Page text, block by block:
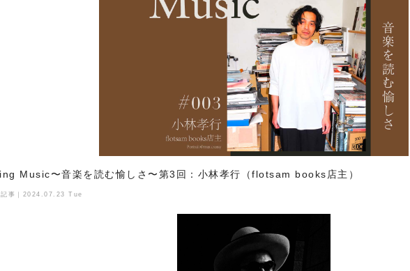
Music〜音楽を読む愉しさ〜第3回：小林孝行（flotsam books店主）
記事｜2024.07.23 Tue